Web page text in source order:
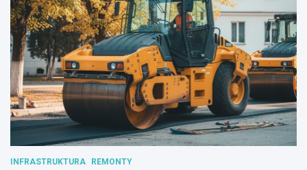
INFRASTRUKTURA REMONTY